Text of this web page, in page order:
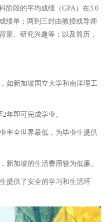
阶段的平均成绩（GPA）在3.0
绩单；两到三封由教授或导师
景、研究兴趣等；以及简历，
如新加坡国立大学和南洋理工
年即可完成学业。
率全世界最低，为毕业生提供
新加坡的生活费用较为低廉。
提供了安全的学习和生活环